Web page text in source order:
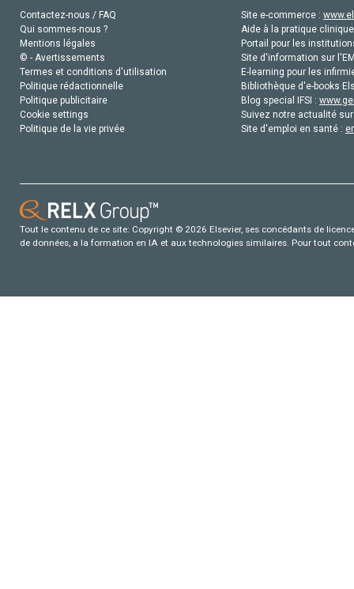
Contactez-nous / FAQ
Qui sommes-nous ?
Mentions légales
© - Avertissements
Termes et conditions d'utilisation
Politique rédactionnelle
Politique publicitaire
Cookie settings
Politique de la vie privée
Site e-commerce :
Aide à la pratique
Portail pour les
Site d'information sur
E-learning pour les
Bibliothèque d'e-books
Blog special IFSI :
Suivez notre actualité
Site d'emploi en santé :
Tout le contenu de ce site: Copyright © 2026 Elsevier, ses concédants de
de données, a la formation en IA et aux technologies similaires. Pour tout